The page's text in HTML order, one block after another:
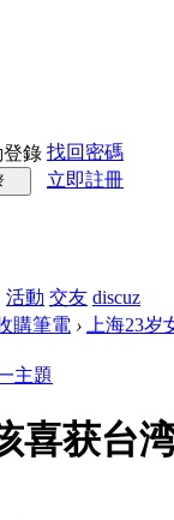
登錄 找回密碼
立即註冊
活動 交友 discuz
購筆電 ›
上海23
喜获台